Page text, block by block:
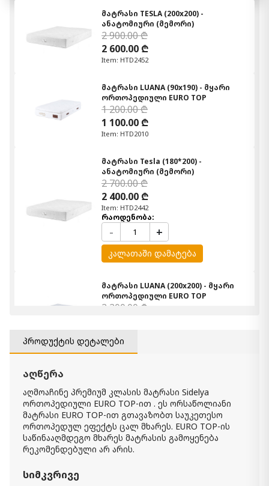
მატრასი TESLA (200x200) -
ანატომიური (მემორი)
2 900.00 ₾
2 600.00 ₾
Item: HTD2452
მატრასი LUANA (90x190) - მყარი
ორთოპედიული EURO TOP
1 200.00 ₾
1 100.00 ₾
Item: HTD2010
მატრასი Tesla (180*200) -
ანატომიური (მემორი)
2 700.00 ₾
2 400.00 ₾
Item: HTD2442
რაოდენობა:
- +
კალათაში დამატება
მატრასი LUANA (200x200) - მყარი
ორთოპედიული EURO TOP
2 200.00 ₾
1 600.00 ₾
Item: HTD2410
მატრასი REGNUM (90x190) - მყარი
ორთოპედიული
900.00 ₾
პროდუქტის დეტალები
აღწერა
აღმოაჩინე პრემიუმ კლასის მატრასი Sidelya
ორთოპედიული EURO TOP-ით . ეს ორსაწოლიანი
მატრასი EURO TOP-ით გთავაზობთ საუკეთესო
ორთოპედულ ეფექტს ცალ მხარეს. EURO TOP-ის
საწინააღმდეგო მხარეს მატრასის გამოყენება
რეკომენდებული არ არის.
სიმკვრივე